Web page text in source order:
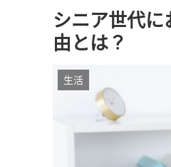
シニア世代
由とは？
生活